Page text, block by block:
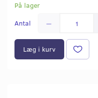
På lager
Antal
Læg i kurv